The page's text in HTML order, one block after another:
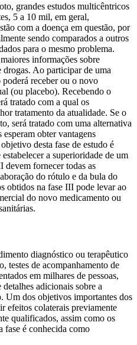
grandes estudos multicêntricos
5 a 10 mil, em geral,
com a doença em questão, por
sendo comparados a outros
para o mesmo problema.
informações sobre
drogas. Ao participar de uma
receber ou o novo
(ou placebo). Recebendo o
tratado com a qual os
tratamento da atualidade. Se o
será tratado com uma alternativa
esperam obter vantagens
desta fase de estudo é
a superioridade de um
devem fornecer todas as
do rótulo e da bula do
obtidos na fase III pode levar ao
do novo medicamento ou
diagnóstico ou terapêutico
testes de acompanhamento de
em milhares de pessoas,
adicionais sobre a
Um dos objetivos importantes dos
efeitos colaterais previamente
qualificados, assim como os
fase é conhecida como